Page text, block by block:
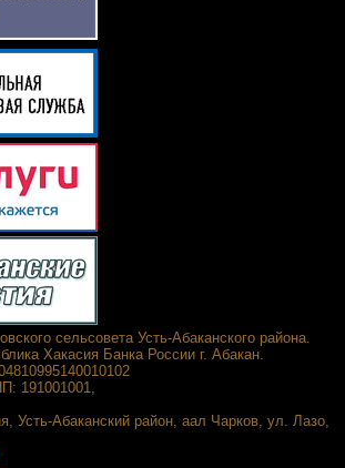
сельсовета Усть-Абаканского района.
Хакасия Банка России г. Абакан.
191001001,
Усть-Абаканский район, аал Чарков, ул. Лазо,